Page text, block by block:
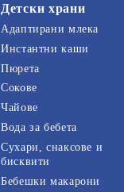
Детски храни
Адаптирани млека
Инстантни каши
Пюрета
Сокове
Чайове
Вода за бебета
Сухари, снаксове и
бисквити
Бебешки макарони